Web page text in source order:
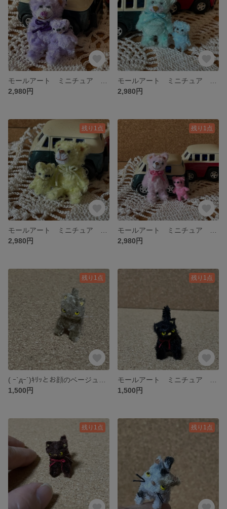
2,980円
2,980円
残り1点
2,980円
残り1点
2,980円
残り1点
1,500円
残り1点
1,500円
残り1点 残り1点